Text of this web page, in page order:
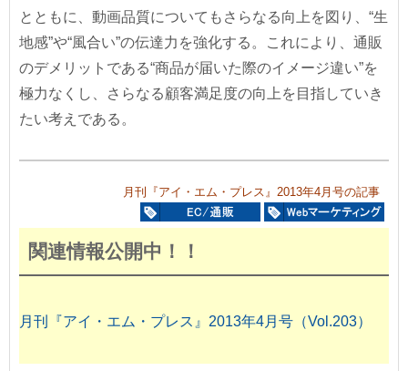
とともに、動画品質についてもさらなる向上を図り、“生
地感”や“風合い”の伝達力を強化する。これにより、通販
のデメリットである“商品が届いた際のイメージ違い”を
極力なくし、さらなる顧客満足度の向上を目指していき
たい考えである。
月刊『アイ・エム・プレス』2013年4月号の記事
関連情報公開中！！
月刊『アイ・エム・プレス』2013年4月号（Vol.203）